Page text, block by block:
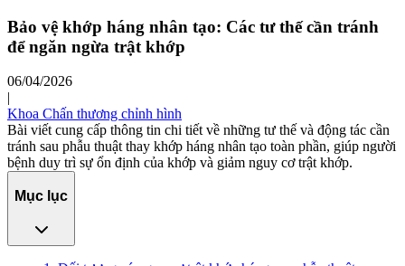
Bảo vệ khớp háng nhân tạo: Các tư thế cần tránh
để ngăn ngừa trật khớp
06/04/2026
|
Khoa Chấn thương chỉnh hình
Bài viết cung cấp thông tin chi tiết về những tư thế và động tác cần
tránh sau phẫu thuật thay khớp háng nhân tạo toàn phần, giúp người
bệnh duy trì sự ổn định của khớp và giảm nguy cơ trật khớp.
Mục lục